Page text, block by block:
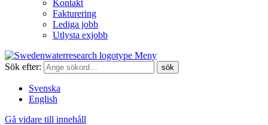
Kontakt
Fakturering
Lediga jobb
Utlysta exjobb
Meny
Sök efter:
Svenska
English
Gå vidare till innehåll